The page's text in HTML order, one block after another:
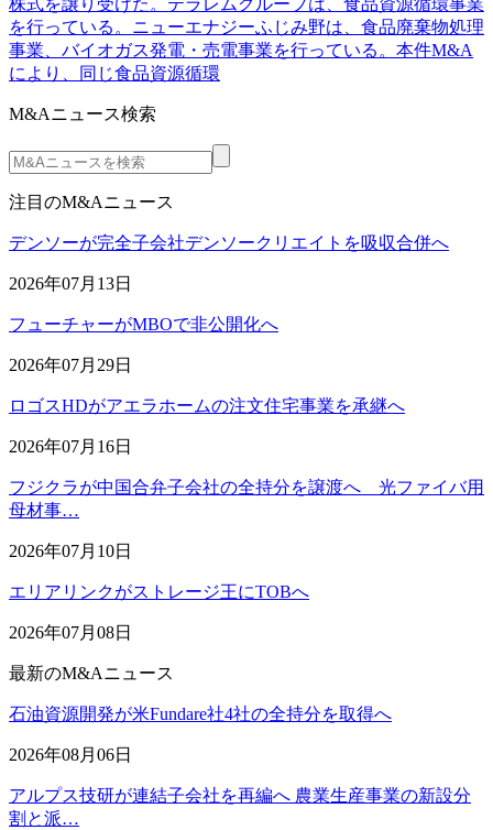
株式を譲り受けた。テラレムグループは、食品資源循環事業
を行っている。ニューエナジーふじみ野は、食品廃棄物処理
事業、バイオガス発電・売電事業を行っている。本件M&A
により、同じ食品資源循環
M&Aニュース検索
注目のM&Aニュース
デンソーが完全子会社デンソークリエイトを吸収合併へ
2026年07月13日
フューチャーがMBOで非公開化へ
2026年07月29日
ロゴスHDがアエラホームの注文住宅事業を承継へ
2026年07月16日
フジクラが中国合弁子会社の全持分を譲渡へ 光ファイバ用
母材事…
2026年07月10日
エリアリンクがストレージ王にTOBへ
2026年07月08日
最新のM&Aニュース
石油資源開発が米Fundare社4社の全持分を取得へ
2026年08月06日
アルプス技研が連結子会社を再編へ 農業生産事業の新設分
割と派…